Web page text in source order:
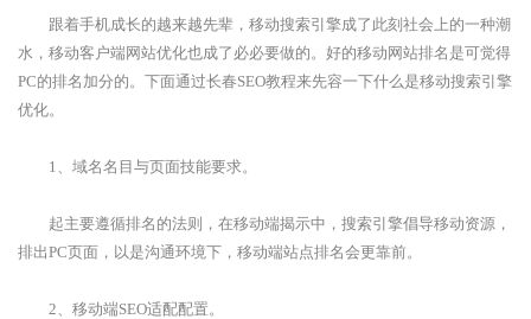
跟着手机成长的越来越先辈，移动搜索引擎成了此刻社会上的一种潮
水，移动客户端网站优化也成了必必要做的。好的移动网站排名是可觉得
PC的排名加分的。下面通过长春SEO教程来先容一下什么是移动搜索引擎
优化。
1、域名名目与页面技能要求。
起主要遵循排名的法则，在移动端揭示中，搜索引擎倡导移动资源，
排出PC页面，以是沟通环境下，移动端站点排名会更靠前。
2、移动端SEO适配配置。